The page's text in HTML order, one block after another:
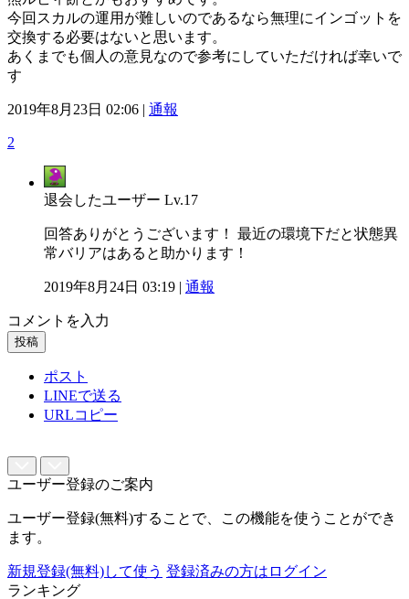
今回スカルの運用が難しいのであるなら無理にインゴットを
交換する必要はないと思います。
あくまでも個人の意見なので参考にしていただければ幸いで
す
2019年8月23日 02:06 | 通報
2
退会したユーザー Lv.17
回答ありがとうございます！ 最近の環境下だと状態異
常バリアはあると助かります！
2019年8月24日 03:19 | 通報
コメントを入力
投稿
ポスト
LINEで送る
URLコピー
ユーザー登録のご案内
ユーザー登録(無料)することで、この機能を使うことができ
ます。
新規登録(無料)して使う 登録済みの方はログイン
ランキング